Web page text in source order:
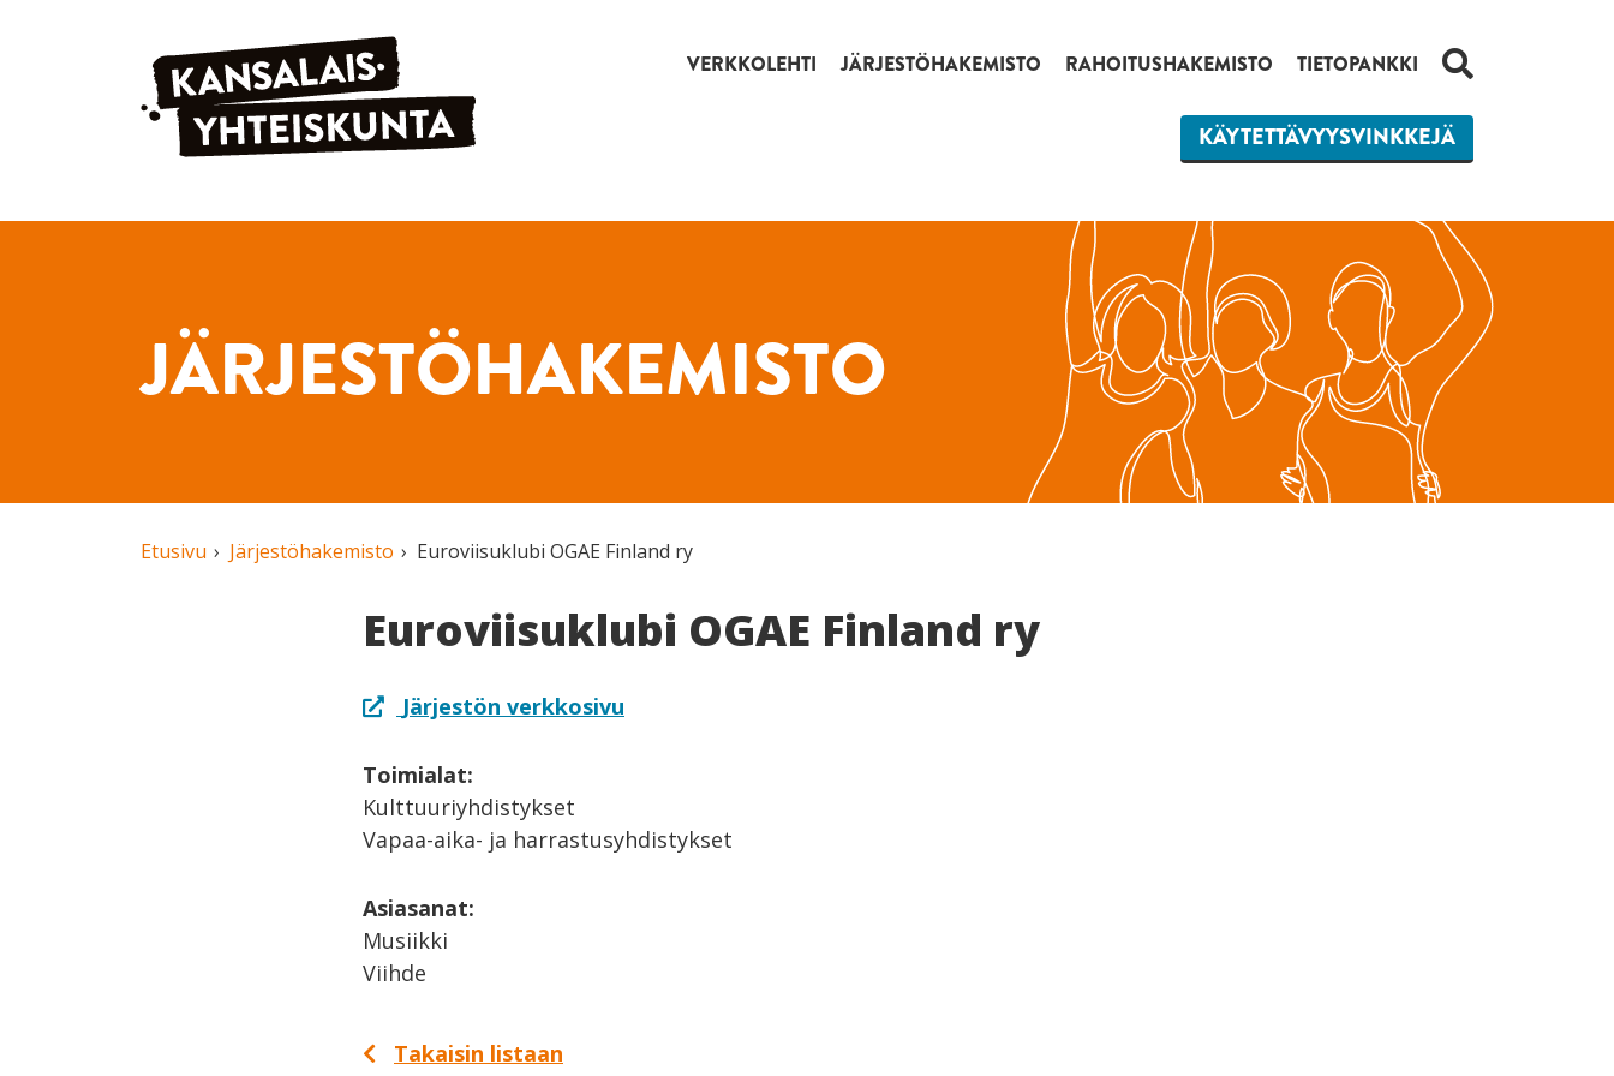
Siirry sisältöön VERKKOLEHTI JÄRJESTÖHAKEMISTO RAHOITUSHAKEMISTO TIETOPANKKI HAKU
KÄYTETTÄVYYSVINKKEJÄ
JÄRJESTÖHAKEMISTO
Etusivu Järjestöhakemisto Euroviisuklubi OGAE Finland ry
Euroviisuklubi OGAE Finland ry
Järjestön verkkosivu
Toimialat:
Kulttuuriyhdistykset
Vapaa-aika- ja harrastusyhdistykset
Asiasanat:
Musiikki
Viihde
Takaisin listaan